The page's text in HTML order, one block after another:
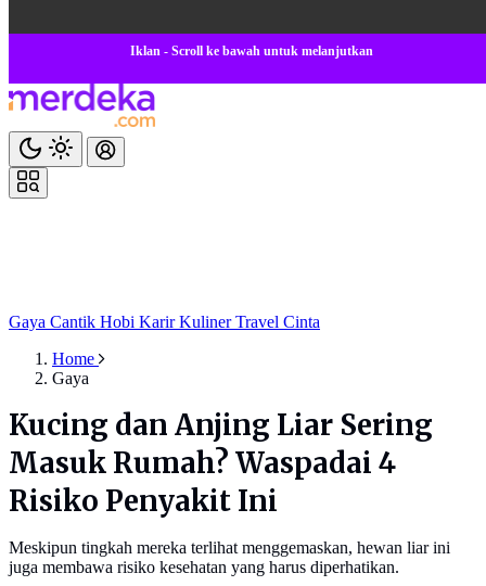
Iklan - Scroll ke bawah untuk melanjutkan
Gaya Cantik Hobi KarirKulinerTravel Cinta
Home
Gaya
Kucing dan Anjing Liar Sering
Masuk Rumah? Waspadai 4
Risiko Penyakit Ini
Meskipun tingkah mereka terlihat menggemaskan, hewan liar ini
juga membawa risiko kesehatan yang harus diperhatikan.